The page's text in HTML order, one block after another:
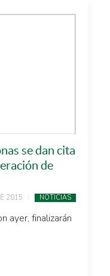
se dan cita
de
2015 NOTICIAS
ayer, finalizarán